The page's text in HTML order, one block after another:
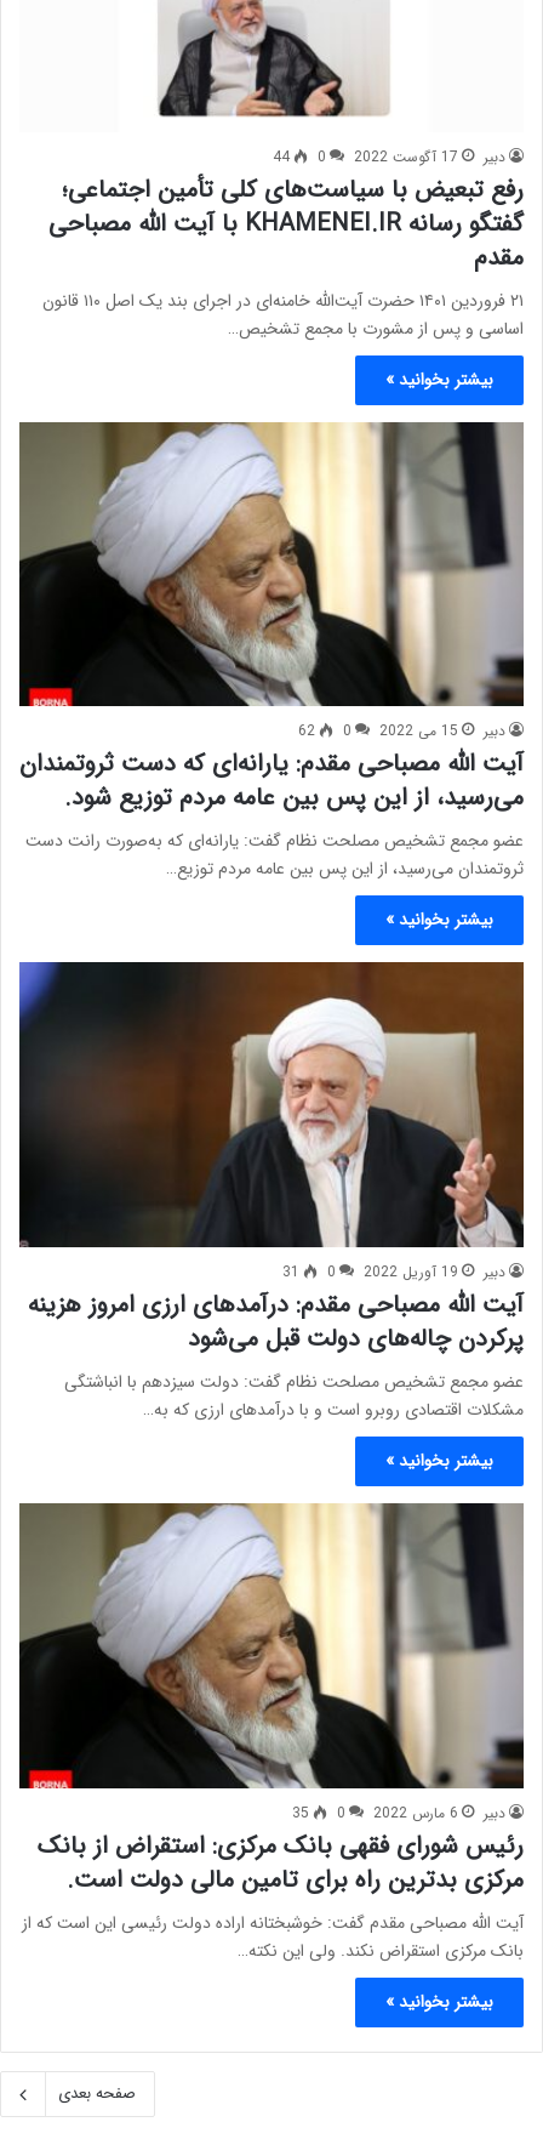
دبیر 17 آگوست 2022 0
44
رفع تبعیض با سیاست‌های کلی تأمین اجتماعی؛
گفتگو رسانه KHAMENEI.IR با آیت الله مصباحی
مقدم
۲۱ فروردین ۱۴۰۱ حضرت آیت‌الله خامنه‌ای در اجرای بند یک اصل ۱۱۰ قانون
اساسی و پس از مشورت با مجمع تشخیص…
بیشتر بخوانید »
دبیر 15 می 2022 0
62
آیت الله مصباحی مقدم: یارانه‌ای که دست ثروتمندان
می‌رسید،‌ از این پس بین عامه مردم توزیع شود.
عضو مجمع تشخیص مصلحت نظام گفت: یارانه‌ای که به‌صورت رانت دست
ثروتمندان می‌رسید،‌ از این پس بین عامه مردم توزیع…
بیشتر بخوانید »
دبیر 19 آوریل 2022 0
31
آیت الله مصباحی مقدم: درآمدهای ارزی امروز هزینه
پرکردن چاله‌های دولت قبل می‌شود
عضو مجمع تشخیص مصلحت نظام گفت: دولت سیزدهم با انباشتگی
مشکلات اقتصادی روبرو است و با درآمدهای ارزی که به…
بیشتر بخوانید »
دبیر 6 مارس 2022 0
35
رئیس شورای فقهی بانک مرکزی: استقراض از بانک
مرکزی بدترین راه برای تامین مالی دولت است.
آیت الله مصباحی مقدم گفت: خوشبختانه اراده دولت رئیسی این است که از
بانک مرکزی استقراض نکند. ولی این نکته…
بیشتر بخوانید »
صفحه بعدی